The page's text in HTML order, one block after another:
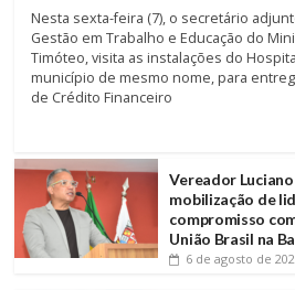
Nesta sexta-feira (7), o secretário
Gestão em Trabalho e Educação do
Timóteo, visita as instalações do
município de mesmo nome, para
de Crédito Financeiro
Vereador
mobilização de
compromisso
União Brasil na
6 de agosto de